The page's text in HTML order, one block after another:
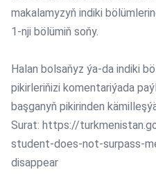
makalamyzyň indiki
1-nji bölümiň soňy.
Halan bolsaňyz ýa-da indiki
pikirleriňizi komentariýada
başganyň pikirinden
Surat: https://
student-does-not-surpass-
disappear